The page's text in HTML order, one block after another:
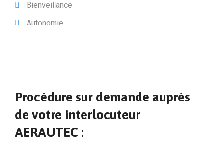
Bienveillance
Autonomie
Procédure sur demande auprès
de votre interlocuteur
AERAUTEC :